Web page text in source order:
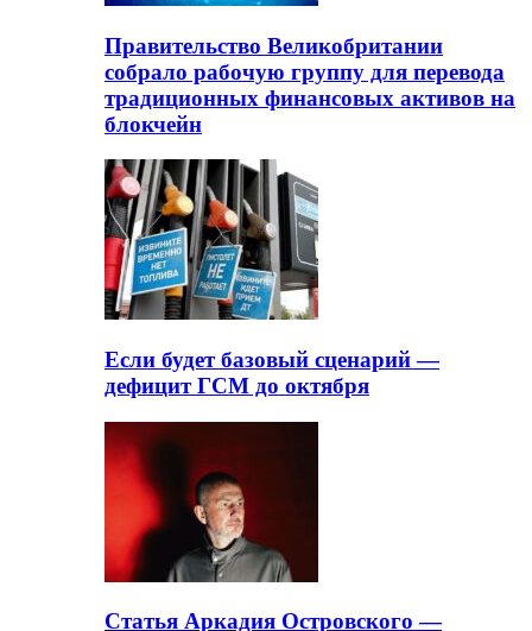
Правительство Великобритании
собрало рабочую группу для перевода
традиционных финансовых активов на
блокчейн
Если будет базовый сценарий —
дефицит ГСМ до октября
Статья Аркадия Островского —